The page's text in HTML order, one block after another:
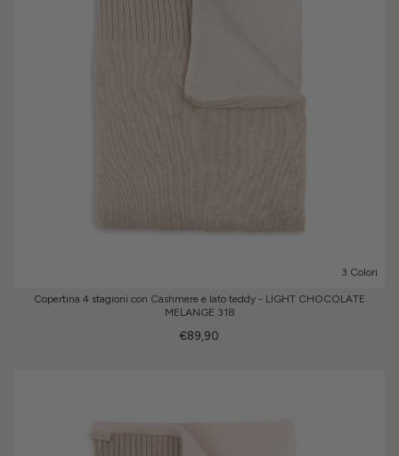
3 Colori
Copertina 4 stagioni con Cashmere e lato teddy - LIGHT CHOCOLATE
MELANGE 318
€89,90